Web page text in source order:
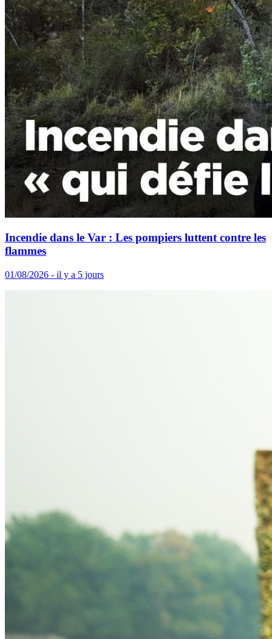
Incendie dans le Var : Les pompiers luttent contre les
flammes
01/08/2026 - il y a 5 jours